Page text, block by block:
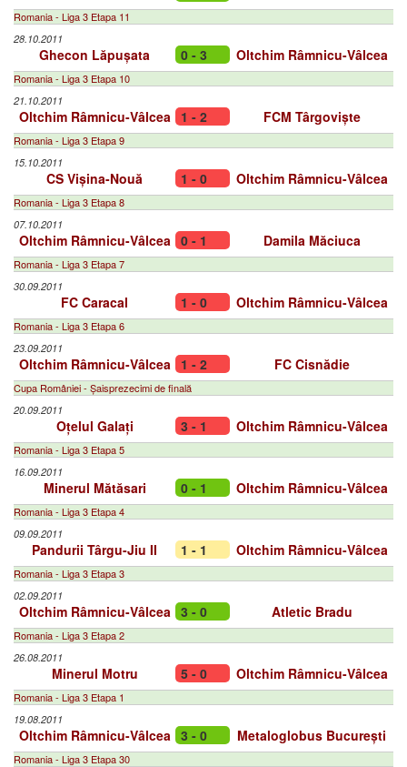
Romania - Liga 3 Etapa 11
28.10.2011
Ghecon Lăpușata 0 - 3 Oltchim Râmnicu-Vâlcea
Romania - Liga 3 Etapa 10
21.10.2011
Oltchim Râmnicu-Vâlcea 1 - 2 FCM Târgoviște
Romania - Liga 3 Etapa 9
15.10.2011
CS Vișina-Nouă 1 - 0 Oltchim Râmnicu-Vâlcea
Romania - Liga 3 Etapa 8
07.10.2011
Oltchim Râmnicu-Vâlcea 0 - 1 Damila Măciuca
Romania - Liga 3 Etapa 7
30.09.2011
FC Caracal 1 - 0 Oltchim Râmnicu-Vâlcea
Romania - Liga 3 Etapa 6
23.09.2011
Oltchim Râmnicu-Vâlcea 1 - 2 FC Cisnădie
Cupa României - Șaisprezecimi de finală
20.09.2011
Oțelul Galați 3 - 1 Oltchim Râmnicu-Vâlcea
Romania - Liga 3 Etapa 5
16.09.2011
Minerul Mătăsari 0 - 1 Oltchim Râmnicu-Vâlcea
Romania - Liga 3 Etapa 4
09.09.2011
Pandurii Târgu-Jiu II 1 - 1 Oltchim Râmnicu-Vâlcea
Romania - Liga 3 Etapa 3
02.09.2011
Oltchim Râmnicu-Vâlcea 3 - 0 Atletic Bradu
Romania - Liga 3 Etapa 2
26.08.2011
Minerul Motru 5 - 0 Oltchim Râmnicu-Vâlcea
Romania - Liga 3 Etapa 1
19.08.2011
Oltchim Râmnicu-Vâlcea 3 - 0 Metaloglobus București
Romania - Liga 3 Etapa 30